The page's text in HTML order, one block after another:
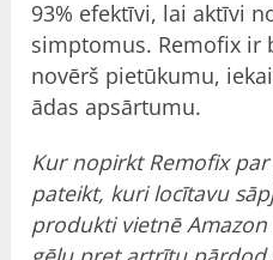
93% efektīvi, lai aktīvi
simptomus. Remofix ir
novērš pietūkumu,
ādas apsārtumu.
Kur nopirkt Remofix
pateikt, kuri locītavu
produkti vietnē Amazon